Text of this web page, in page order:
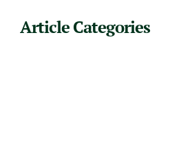
Article Categories